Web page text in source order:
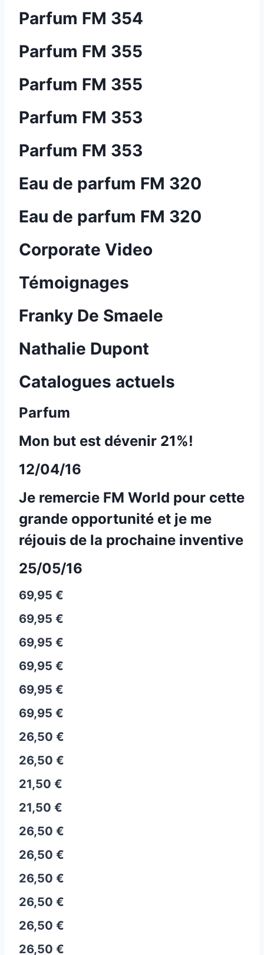
Parfum FM 354
Parfum FM 355
Parfum FM 355
Parfum FM 353
Parfum FM 353
Eau de parfum FM 320
Eau de parfum FM 320
Corporate Video
Témoignages
Franky De Smaele
Nathalie Dupont
Catalogues actuels
Parfum
Mon but est dévenir 21%!
12/04/16
Je remercie FM World pour cette
grande opportunité et je me
réjouis de la prochaine inventive
25/05/16
69,95 €
69,95 €
69,95 €
69,95 €
69,95 €
69,95 €
26,50 €
26,50 €
21,50 €
21,50 €
26,50 €
26,50 €
26,50 €
26,50 €
26,50 €
26,50 €